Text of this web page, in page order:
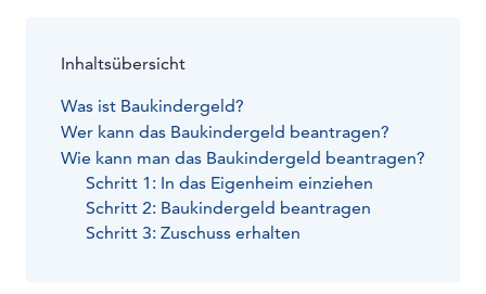
Inhaltsübersicht
Was ist Baukindergeld?
Wer kann das Baukindergeld beantragen?
Wie kann man das Baukindergeld beantragen?
Schritt 1: In das Eigenheim einziehen
Schritt 2: Baukindergeld beantragen
Schritt 3: Zuschuss erhalten